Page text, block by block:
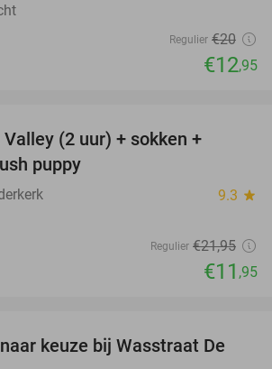
Regulier €20
€12,95
(2 uur) + sokken +
puppy
9.3 star
Regulier €21,95
€11 ,95
29%
keuze bij Wasstraat De